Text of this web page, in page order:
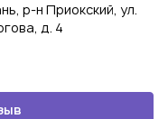
р-н Приокский, ул.
д. 4